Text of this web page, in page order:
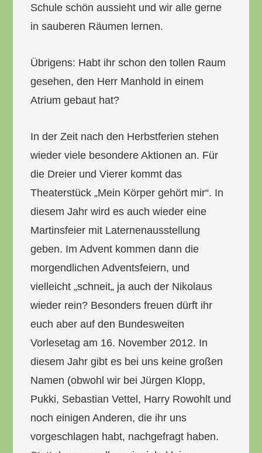
Schule schön aussieht und wir alle gerne
in sauberen Räumen lernen.
Übrigens: Habt ihr schon den tollen Raum
gesehen, den Herr Manhold in einem
Atrium gebaut hat?
In der Zeit nach den Herbstferien stehen
wieder viele besondere Aktionen an. Für
die Dreier und Vierer kommt das
Theaterstück „Mein Körper gehört mir“. In
diesem Jahr wird es auch wieder eine
Martinsfeier mit Laternenausstellung
geben. Im Advent kommen dann die
morgendlichen Adventsfeiern, und
vielleicht „schneit„ ja auch der Nikolaus
wieder rein? Besonders freuen dürft ihr
euch aber auf den Bundesweiten
Vorlesetag am 16. November 2012. In
diesem Jahr gibt es bei uns keine großen
Namen (obwohl wir bei Jürgen Klopp,
Pukki, Sebastian Vettel, Harry Rowohlt und
noch einigen Anderen, die ihr uns
vorgeschlagen habt, nachgefragt haben.